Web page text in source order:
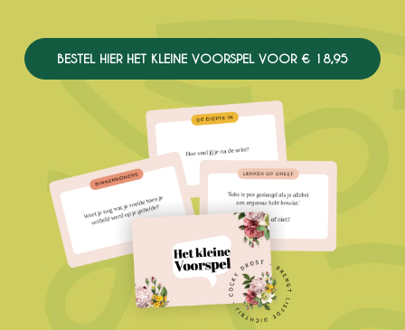
BESTEL HIER HET KLEINE VOORSPEL VOOR € 18,95